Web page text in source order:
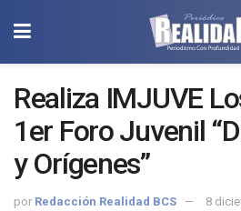
Realiza IMJUVE
1er Foro Juvenil
y Orígenes”
por Redacción Realidad BCS 8